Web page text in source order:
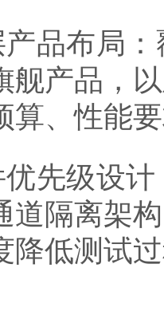
布局：
舰产品，
算、性能
级设计
道隔离架
降低测试